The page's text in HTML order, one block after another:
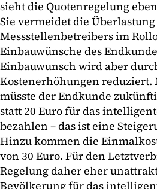
sieht die Quotenregelung
Sie vermeidet die Überlastung
Messstellenbetreibers im
Einbauwünsche des
Einbauwunsch wird aber
Kostenerhöhungen reduziert.
müsste der Endkunde
statt 20 Euro für das
bezahlen – das ist eine
Hinzu kommen die
von 30 Euro. Für den
Regelung daher eher
Bevölkerung für das